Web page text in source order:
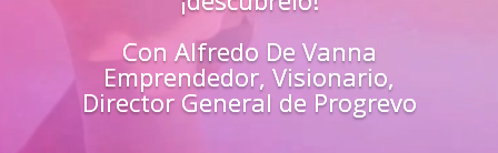
Únete y triunfa como un
líder del progreso